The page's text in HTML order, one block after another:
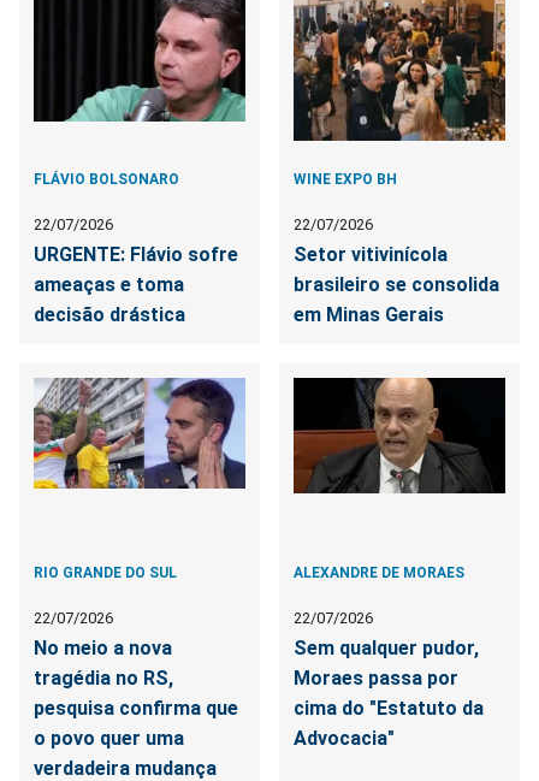
FLÁVIO BOLSONARO
22/07/2026
URGENTE: Flávio sofre
ameaças e toma
decisão drástica
WINE EXPO BH
22/07/2026
Setor vitivinícola
brasileiro se consolida
em Minas Gerais
RIO GRANDE DO SUL
22/07/2026
No meio a nova
tragédia no RS,
pesquisa confirma que
o povo quer uma
verdadeira mudança
ALEXANDRE DE MORAES
22/07/2026
Sem qualquer pudor,
Moraes passa por
cima do "Estatuto da
Advocacia"